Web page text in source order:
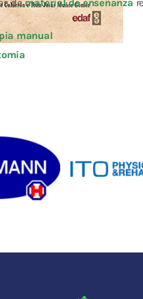
dematerial de enseñanza
manual